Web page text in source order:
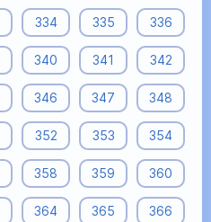
334 335 336
340 341 342
346 347 348
352 353 354
358 359 360
364 365 366